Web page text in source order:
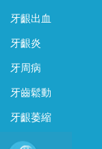
牙齦出血
牙齦炎
牙周病
牙齒鬆動
牙齦萎縮